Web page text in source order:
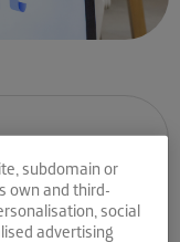
en
y
subdomain or
own and third-
social
advertising